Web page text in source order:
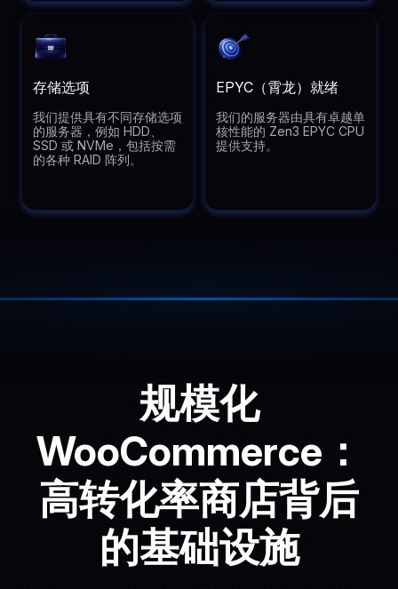
存储选项
我们提供具有不同存储选项
的服务器，例如 HDD、
SSD 或 NVMe，包括按需
的各种 RAID 阵列。
EPYC（霄龙）就绪
我们的服务器由具有卓越单
核性能的 Zen3 EPYC CPU
提供支持。
规模化
WooCommerce：
高转化率商店背后
的基础设施